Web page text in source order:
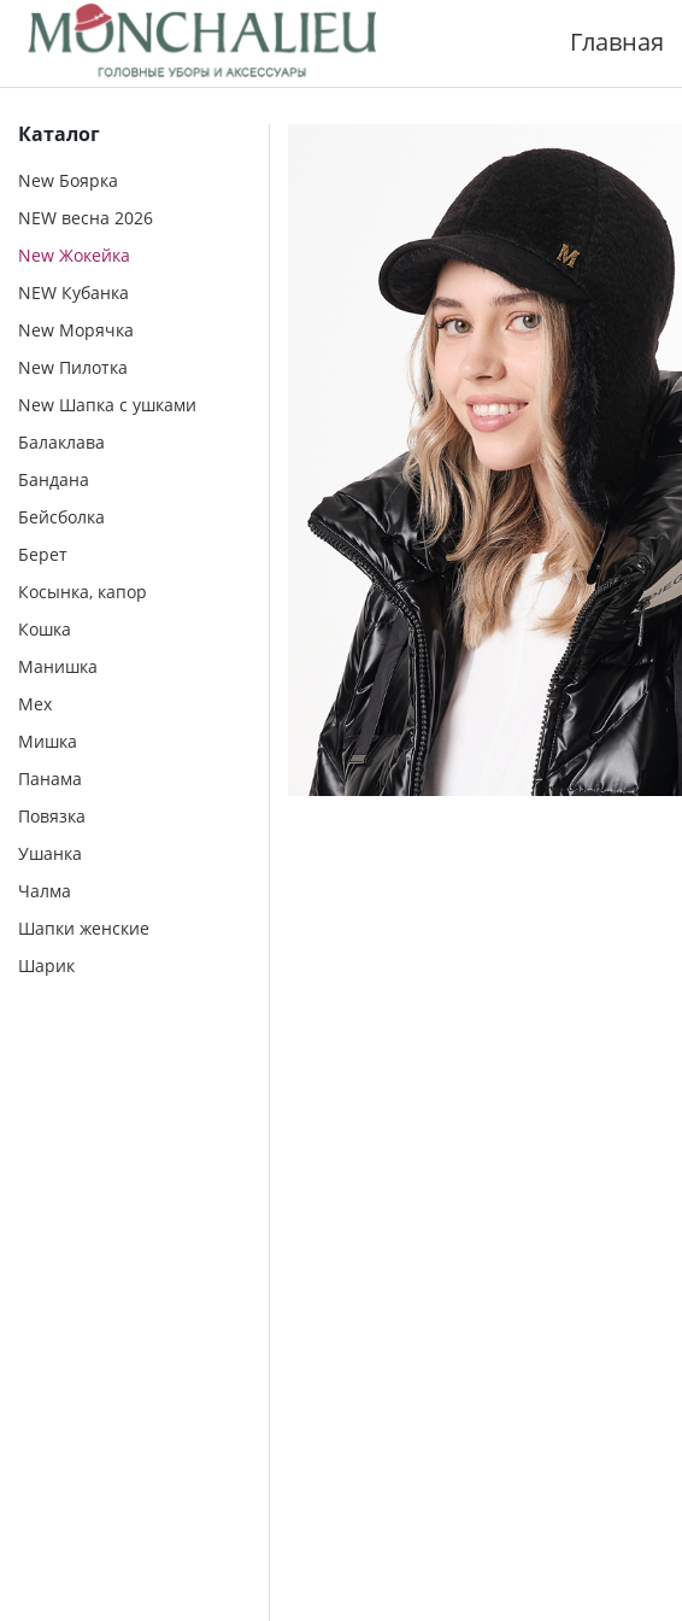
Главная
Каталог
New Боярка
NEW весна 2026
New Жокейка
NEW Кубанка
New Морячка
New Пилотка
New Шапка с ушками
Балаклава
Бандана
Бейсболка
Берет
Косынка, капор
Кошка
Манишка
Мех
Мишка
Панама
Повязка
Ушанка
Чалма
Шапки женские
Шарик